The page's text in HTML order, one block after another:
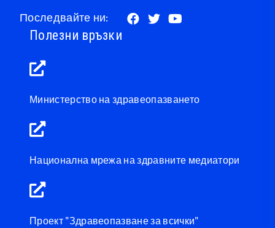
Последвайте ни:
Полезни връзки
Министерство на здравеопазването
Национална мрежа на здравните медиатори
Проект "Здравеопазване за всички"